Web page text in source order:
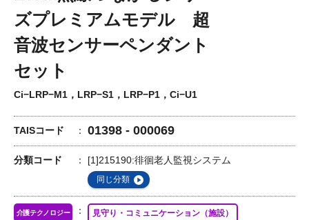
ズプレミアムモデル 超
音波センサーペンダント
セット
Ci−LRP−M1，LRP−S1，LRP−P1，Ci−U1
TAISコード 01398 - 000069
分類コード [1]215190:徘徊老人監視システム
同じ分類
介護テクノロジー 見守り・コミュニケーション（施設）